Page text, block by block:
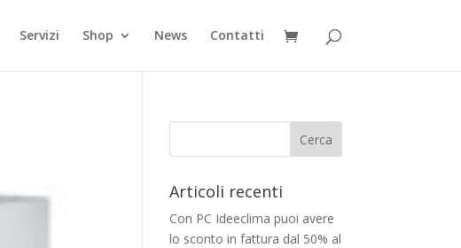
Servizi Shop News Contatti
Articoli recenti
Con PC Ideeclima puoi avere
lo sconto in fattura dal 50% al